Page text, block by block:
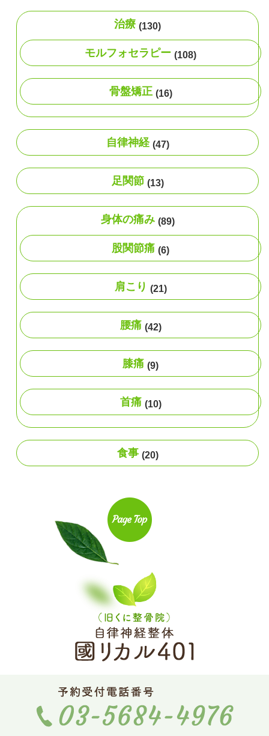
治療 (130)
モルフォセラピー (108)
骨盤矯正 (16)
自律神経 (47)
足関節 (13)
身体の痛み (89)
股関節痛 (6)
肩こり (21)
腰痛 (42)
膝痛 (9)
首痛 (10)
食事 (20)